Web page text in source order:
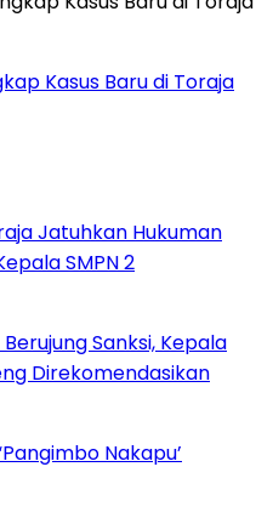
Kasus Baru di Toraja
Jatuhkan Hukuman
SMPN 2
Sanksi, Kepala
Direkomendasikan
Nakapu’